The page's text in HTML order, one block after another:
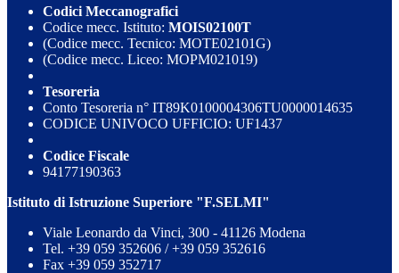
Codici Meccanografici
Codice mecc. Istituto: MOIS02100T
(Codice mecc. Tecnico: MOTE02101G)
(Codice mecc. Liceo: MOPM021019)
Tesoreria
Conto Tesoreria n° IT89K0100004306TU0000014635
CODICE UNIVOCO UFFICIO: UF1437
Codice Fiscale
94177190363
Istituto di Istruzione Superiore "F.SELMI"
Viale Leonardo da Vinci, 300 - 41126 Modena
Tel. +39 059 352606 / +39 059 352616
Fax +39 059 352717